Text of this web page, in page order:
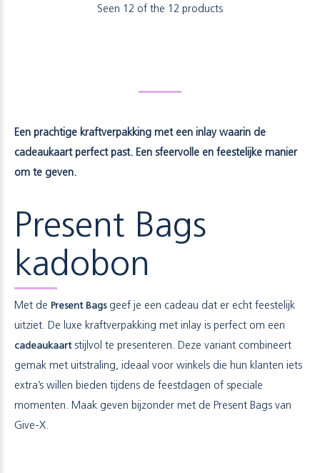
Seen 12 of the 12 products
Een prachtige kraftverpakking met een inlay waarin de
cadeaukaart perfect past. Een sfeervolle en feestelijke manier
om te geven.
Present Bags
kadobon
Met de Present Bagsgeef je een cadeau dat er echt feestelijk
uitziet. De luxe kraftverpakking met inlay is perfect om een
cadeaukaartstijlvol te presenteren. Deze variant combineert
gemak met uitstraling, ideaal voor winkels die hun klanten iets
extra’s willen bieden tijdens de feestdagen of speciale
momenten. Maak geven bijzonder met de Present Bags van
Give-X.